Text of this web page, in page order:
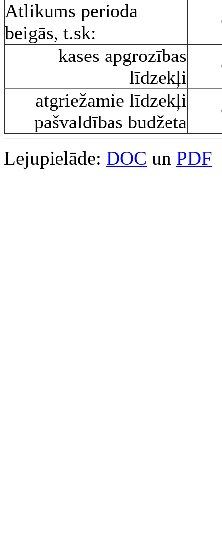
Atlikums perioda
beigās, t.sk:
kases apgrozības
līdzekļi
atgriežamie līdzekļi
pašvaldības budžeta
Lejupielāde: DOC un PDF